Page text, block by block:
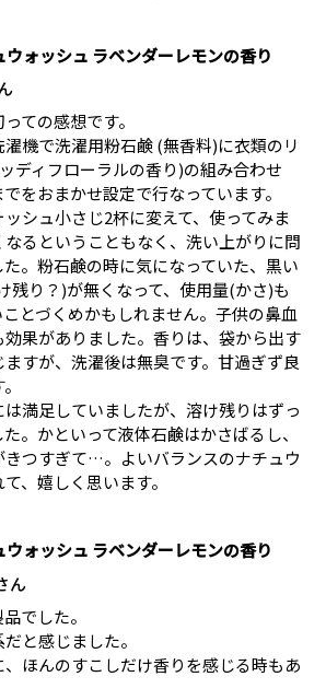
ウォッシュ ラベンダーレモンの香り
ての感想です。
機で洗濯用粉石鹸 (無香料)に衣類のリ
ディフローラルの香り)の組み合わせ
をおまかせ設定で行なっています。
シュ小さじ2杯に変えて、使ってみま
なるということもなく、洗い上がりに問
。粉石鹸の時に気になっていた、黒い
残り？)が無くなって、使用量(かさ)も
とづくめかもしれません。子供の鼻血
果がありました。香りは、袋から出す
すが、洗濯後は無臭です。甘過ぎず良
満足していましたが、溶け残りはずっ
。かといって液体石鹸はかさばるし、
つすぎて…。よいバランスのナチュウ
、嬉しく思います。
ウォッシュ ラベンダーレモンの香り
ん
でした。
と感じました。
ほんのすこしだけ香りを感じる時もあ